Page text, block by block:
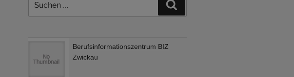
nach:
Berufsinformationszentrum BIZ
Zwickau